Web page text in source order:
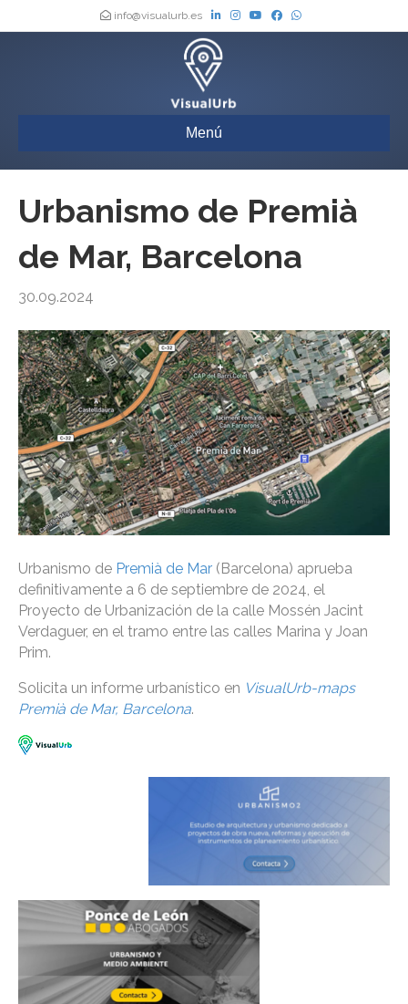
info@visualurb.es
Menú
Urbanismo de Premià
de Mar, Barcelona
30.09.2024
Urbanismo de Premià de Mar (Barcelona) aprueba
definitivamente a 6 de septiembre de 2024, el
Proyecto de Urbanización de la calle Mossén Jacint
Verdaguer, en el tramo entre las calles Marina y Joan
Prim.
Solicita un informe urbanístico en VisualUrb-maps
Premià de Mar, Barcelona.